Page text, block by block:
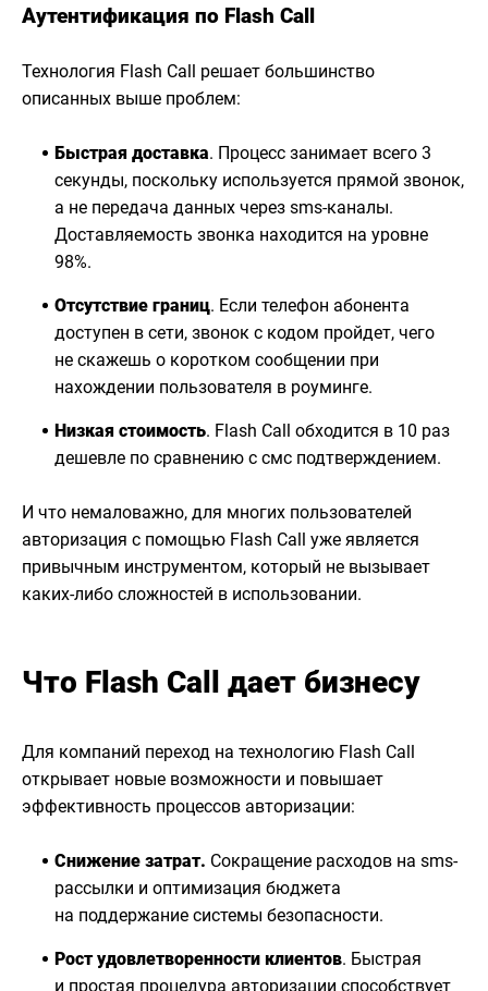
Аутентификация по Flash Call
Технология Flash Call решает большинство
описанных выше проблем:
Быстрая доставка. Процесс занимает всего 3
секунды, поскольку используется прямой звонок,
а не передача данных через sms-каналы.
Доставляемость звонка находится на уровне
98%.
Отсутствие границ. Если телефон абонента
доступен в сети, звонок с кодом пройдет, чего
не скажешь о коротком сообщении при
нахождении пользователя в роуминге.
Низкая стоимость. Flash Call обходится в 10 раз
дешевле по сравнению с смс подтверждением.
И что немаловажно, для многих пользователей
авторизация с помощью Flash Call уже является
привычным инструментом, который не вызывает
каких-либо сложностей в использовании.
Что Flash Call дает бизнесу
Для компаний переход на технологию Flash Call
открывает новые возможности и повышает
эффективность процессов авторизации:
Снижение затрат. Сокращение расходов на sms-
рассылки и оптимизация бюджета
на поддержание системы безопасности.
Рост удовлетворенности клиентов. Быстрая
и простая процедура авторизации способствует